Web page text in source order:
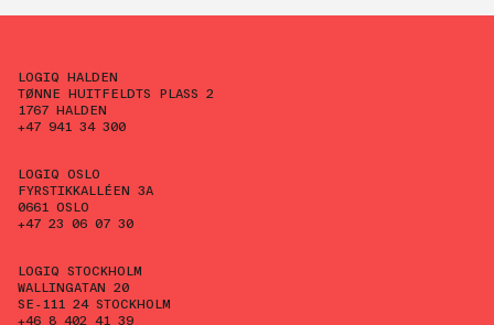
LOGIQ HALDEN
TØNNE HUITFELDTS PLASS 2
1767 HALDEN
+47 941 34 300
LOGIQ OSLO
FYRSTIKKALLÉEN 3A
0661 OSLO
+47 23 06 07 30
LOGIQ STOCKHOLM
WALLINGATAN 20
SE-111 24 STOCKHOLM
+46 8 402 41 39